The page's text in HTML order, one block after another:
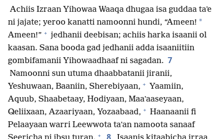
Achiis Izraan Yihowaa Waaqa dhugaa isa guddaa taʼe
ni jajate; yeroo kanatti namoonni hundi, “Ameen! *
Ameen!” + jedhanii deebisan; achiis harka isaanii ol
kaasan. Sana booda gad jedhanii adda isaaniitiin
gombifamanii Yihowaadhaaf ni sagadan. 7
Namoonni sun utuma dhaabbatanii jiranii,
Yeshuwaan, Baaniin, Sherebiyaan, + Yaamiin,
Aquub, Shaabetaay, Hodiyaan, Maaʼaaseyaan,
Qeliixaan, Azaariyaan, Yozaabaad, + Haanaanii fi
Pelaayaan warri Leewwota taʼan namoota sanaaf
+